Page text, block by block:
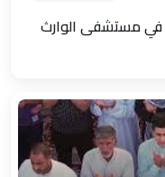
مستشفى الوارث